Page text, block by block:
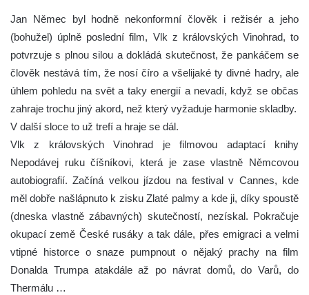
Jan Němec byl hodně nekonformní člověk i režisér a jeho
(bohužel) úplně poslední film, Vlk z královských Vinohrad, to
potvrzuje s plnou silou a dokládá skutečnost, že pankáčem se
člověk nestává tím, že nosí číro a všelijaké ty divné hadry, ale
úhlem pohledu na svět a taky energií a nevadí, když se občas
zahraje trochu jiný akord, než který vyžaduje harmonie skladby.
V další sloce to už trefí a hraje se dál.
Vlk z královských Vinohrad je filmovou adaptací knihy
Nepodávej ruku číšníkovi, která je zase vlastně Němcovou
autobiografií. Začíná velkou jízdou na festival v Cannes, kde
měl dobře našlápnuto k zisku Zlaté palmy a kde ji, díky spoustě
(dneska vlastně zábavných) skutečností, nezískal. Pokračuje
okupací země České rusáky a tak dále, přes emigraci a velmi
vtipné historce o snaze pumpnout o nějaký prachy na film
Donalda Trumpa atakdále až po návrat domů, do Varů, do
Thermálu …